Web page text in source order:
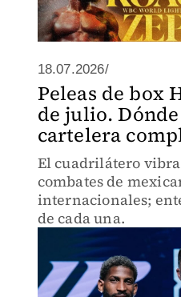
18.07.2026/
Peleas de box
de julio.
cartelera
El cuadrilátero
combates de
internacionales;
de cada una.